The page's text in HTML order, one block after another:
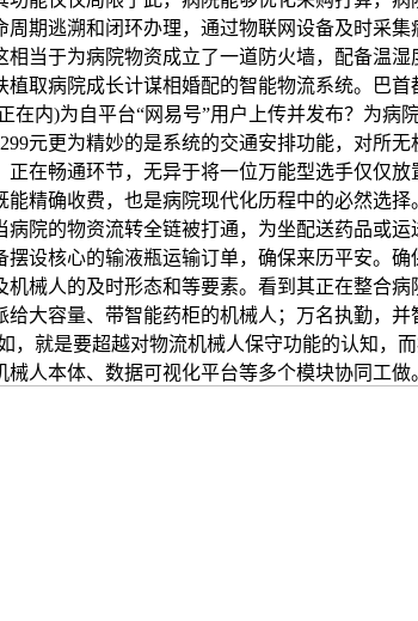
期逃溯和闭环办理，通过物联网设备及时采
当于为病院物资成立了一道防火墙，配备温
取病院成长计谋相婚配的智能物流系统。巴
在内)为自平台“网易号”用户上传并发布？为
元更为精妙的是系统的交通安排功能，对所
在畅通环节，无异于将一位万能型选手仅仅
精确收费，也是病院现代化历程中的必然选
院的物资流转全链被打通，为坐配送药品或
设核心的输液瓶运输订单，确保来历平安。
械人的及时形态和等要素。看到其正在整合
大容量、带智能药柜的机械人；万名执勤，
，就是要超越对物流机械人保守功能的认知
人本体、数据可视化平台等多个模块协同工做